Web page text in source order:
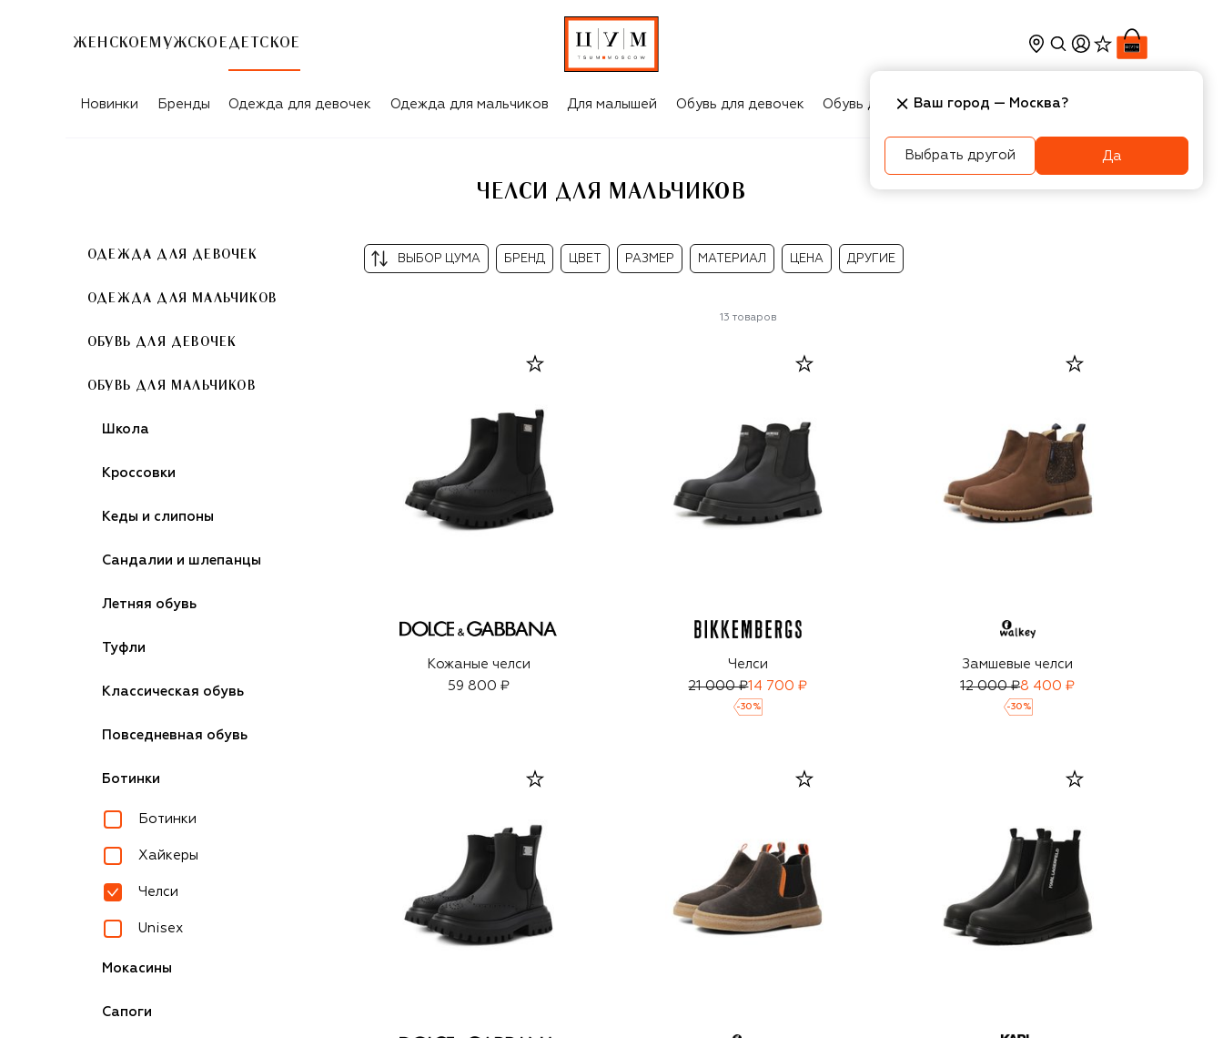
ЖЕНСКОЕ МУЖСКОЕ ДЕТСКОЕ
ЧЕЛСИ ДЛЯ МАЛЬЧИКОВ
Новинки Бренды Одежда для девочек Одежда для мальчиков Для малышей Обувь для девочек Обувь для мальчиков Игрушки Аксесcуары
ЧЕЛСИ ДЛЯ МАЛЬЧИКОВ
ОДЕЖДА ДЛЯ ДЕВОЧЕК
ОДЕЖДА ДЛЯ МАЛЬЧИКОВ
ОБУВЬ ДЛЯ ДЕВОЧЕК
ОБУВЬ ДЛЯ МАЛЬЧИКОВ
Школа
Кроссовки
Кеды и слипоны
Сандалии и шлепанцы
Летняя обувь
Туфли
Классическая обувь
Повседневная обувь
Ботинки
Ботинки
Хайкеры
Челси
Unisex
Мокасины
Сапоги
ВЫБОР ЦУМА БРЕНД ЦВЕТ РАЗМЕР МАТЕРИАЛ ЦЕНА ДРУГИЕ
13 товаров
Кожаные челси
59 800 ₽
Челси
21 000 ₽14 700 ₽
-30 %
Замшевые челси
12 000 ₽8 400 ₽
-30 %
Ваш город — Москва?
Выбрать другой Да